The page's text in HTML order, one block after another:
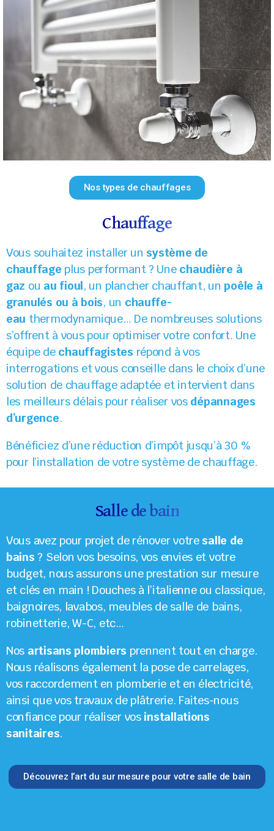
Nos types de chauffages
Chauffage
Vous souhaitez installer un système de
chauffage plus performant ? Une chaudière à
gaz ou au fioul, un plancher chauffant, unpoêle à
granulés ou à bois, un chauffe-
eau thermodynamique… De nombreuses solutions
s’offrent à vous pour optimiser votre confort. Une
équipe de chauffagistes répond à vos
interrogations et vous conseille dans le choix d’une
solution de chauffage adaptée et intervient dans
les meilleurs délais pour réaliser vos dépannages
d’urgence.
Bénéficiez d’une réduction d’impôt jusqu’à 30 %
pour l’installation de votre système de chauffage.
Salle de bain
Vous avez pour projet de rénover votre salle de
bains ? Selon vos besoins, vos envies et votre
budget, nous assurons une prestation sur mesure
et clés en main ! Douches à l’italienne ou classique,
baignoires, lavabos, meubles de salle de bains,
robinetterie, W-C, etc…
Nos artisans plombiers prennent tout en charge.
Nous réalisons également la pose de carrelages,
vos raccordement en plomberie et en électricité,
ainsi que vos travaux de plâtrerie. Faites-nous
confiance pour réaliser vos installations
sanitaires.
Découvrez l’art du sur mesure pour votre salle de bain